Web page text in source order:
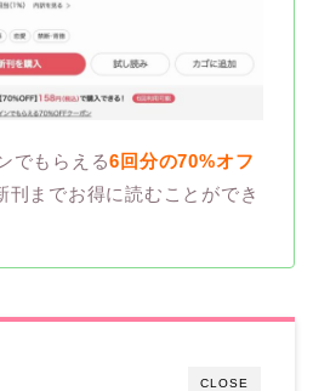
でもらえる6回分の70%オフ
刊までお得に読むことができ
CLOSE